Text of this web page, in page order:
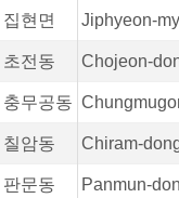
집현면 Jiphyeon-
초전동 Chojeon-
충무공동
칠암동 Chiram-
판문동 Panmun-